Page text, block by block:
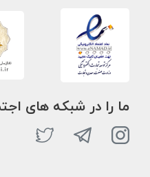
ما را در شبکه های